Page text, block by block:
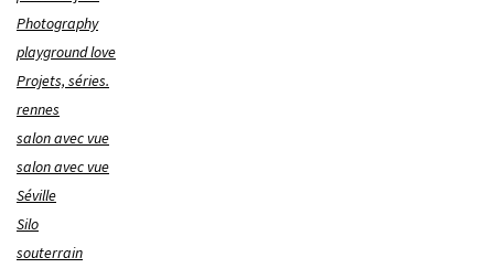
Photography
playground love
Projets, séries.
rennes
salon avec vue
salon avec vue
Séville
Silo
souterrain